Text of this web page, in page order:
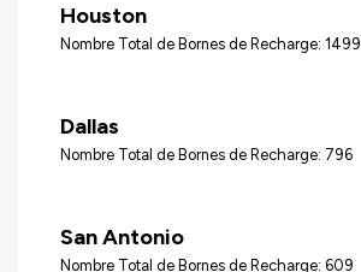
Houston
Nombre Total de Bornes de Recharge: 1499
Dallas
Nombre Total de Bornes de Recharge: 796
San Antonio
Nombre Total de Bornes de Recharge: 609